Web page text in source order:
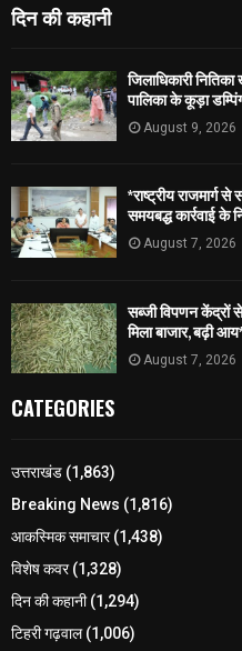
दिन की कहानी
जिलाधिकारी
पालिका के कूड़ा
August 9, 2026
*राष्ट्रीय राजमार्ग
समयबद्ध कार्रवाई के
August 7, 2026
सब्जी विपणन केंद्रों
मिला बाजार, बढ़ी
August 7, 2026
CATEGORIES
उत्तराखंड (1,863)
Breaking News (1,816)
आकस्मिक समाचार(1,438)
विशेष कवर(1,328)
दिन की कहानी(1,294)
टिहरी गढ़वाल(1,006)